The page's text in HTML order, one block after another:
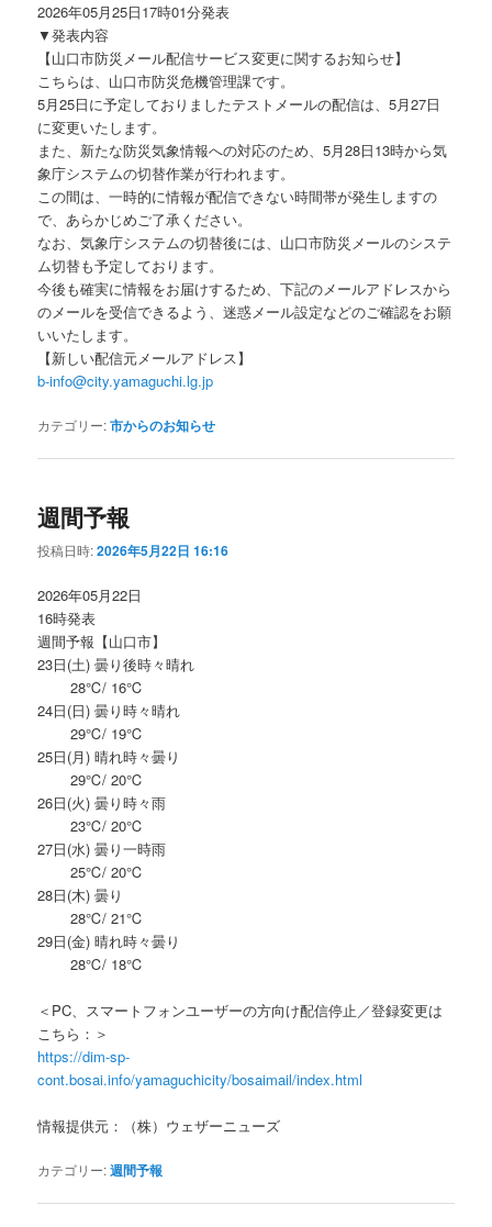
2026年05月25日17時01分発表
▼発表内容
【山口市防災メール配信サービス変更に関するお知らせ】
こちらは、山口市防災危機管理課です。
5月25日に予定しておりましたテストメールの配信は、5月27日
に変更いたします。
また、新たな防災気象情報への対応のため、5月28日13時から気
象庁システムの切替作業が行われます。
この間は、一時的に情報が配信できない時間帯が発生しますの
で、あらかじめご了承ください。
なお、気象庁システムの切替後には、山口市防災メールのシステ
ム切替も予定しております。
今後も確実に情報をお届けするため、下記のメールアドレスから
のメールを受信できるよう、迷惑メール設定などのご確認をお願
いいたします。
【新しい配信元メールアドレス】
b-info@city.yamaguchi.lg.jp
カテゴリー:市からのお知らせ
週間予報
投稿日時:2026年5月22日 16:16
2026年05月22日
16時発表
週間予報【山口市】
23日(土) 曇り後時々晴れ
28℃/ 16℃
24日(日) 曇り時々晴れ
29℃/ 19℃
25日(月) 晴れ時々曇り
29℃/ 20℃
26日(火) 曇り時々雨
23℃/ 20℃
27日(水) 曇り一時雨
25℃/ 20℃
28日(木) 曇り
28℃/ 21℃
29日(金) 晴れ時々曇り
28℃/ 18℃
＜PC、スマートフォンユーザーの方向け配信停止／登録変更は
こちら：＞
https://dim-sp-
cont.bosai.info/yamaguchicity/bosaimail/index.html
情報提供元：（株）ウェザーニューズ
カテゴリー:週間予報